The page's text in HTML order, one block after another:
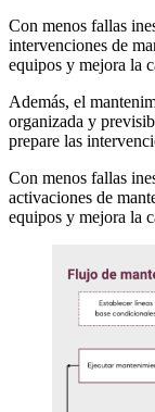
Con menos fallas
intervenciones de
equipos y mejora la
Además, el
organizada y
prepare las
Con menos fallas
activaciones de
equipos y mejora la